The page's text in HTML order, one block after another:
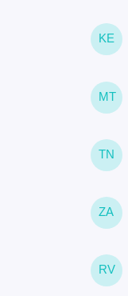
KE
MT
TN
ZA
RV